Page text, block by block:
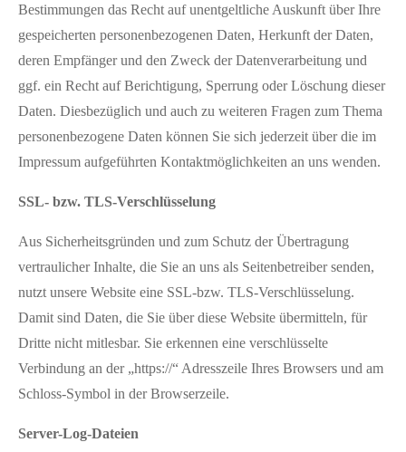
Bestimmungen das Recht auf unentgeltliche Auskunft über Ihre
gespeicherten personenbezogenen Daten, Herkunft der Daten,
deren Empfänger und den Zweck der Datenverarbeitung und
ggf. ein Recht auf Berichtigung, Sperrung oder Löschung dieser
Daten. Diesbezüglich und auch zu weiteren Fragen zum Thema
personenbezogene Daten können Sie sich jederzeit über die im
Impressum aufgeführten Kontaktmöglichkeiten an uns wenden.
SSL- bzw. TLS-Verschlüsselung
Aus Sicherheitsgründen und zum Schutz der Übertragung
vertraulicher Inhalte, die Sie an uns als Seitenbetreiber senden,
nutzt unsere Website eine SSL-bzw. TLS-Verschlüsselung.
Damit sind Daten, die Sie über diese Website übermitteln, für
Dritte nicht mitlesbar. Sie erkennen eine verschlüsselte
Verbindung an der „https://“ Adresszeile Ihres Browsers und am
Schloss-Symbol in der Browserzeile.
Server-Log-Dateien